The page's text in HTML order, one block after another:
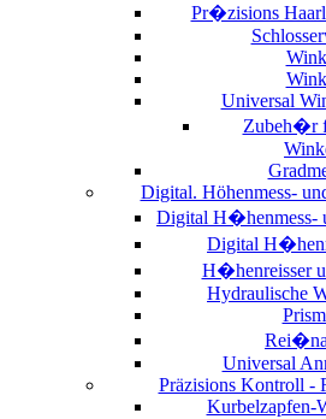
Pr�zisions
Universal
Zubeh�r
Digital. Höhenmess-
Digital H�henmess-
Digital
H�henreisser
Hydraulische
Universal
Präzisions Kontroll -
Kurbelzapfen-